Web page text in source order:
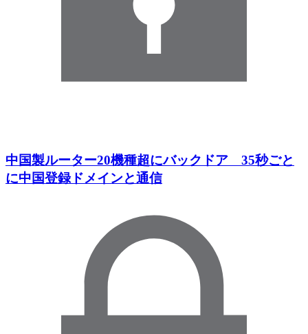
中国製ルーター20機種超にバックドア 35秒ごと
に中国登録ドメインと通信